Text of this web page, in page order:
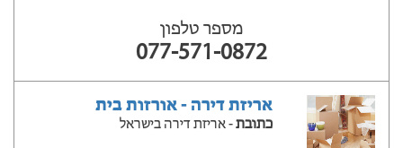
מספר טלפון
077-571-0872
אריזת דירה - אורזות בית
כתובת- אריזת דירה בישראל